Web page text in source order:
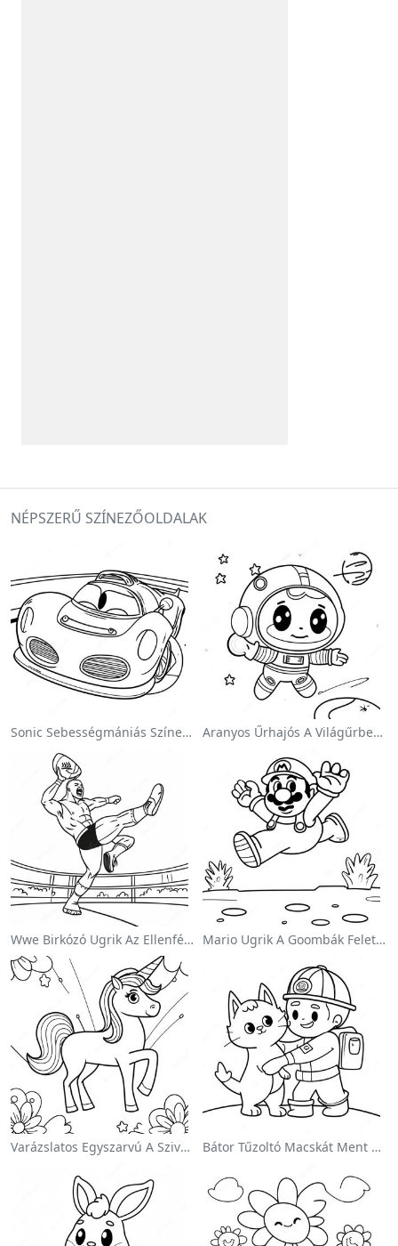
NÉPSZERŰ SZÍNEZŐOLDALAK
Sonic Sebességmániás Színezőlap Aranyos Űrhajós A Világűrben Színezőlap
Wwe Birkózó Ugrik Az Ellenfélre Színezőlap Mario Ugrik A Goombák Felett Színezőlap
Varázslatos Egyszarvú A Szivárvány Színezőoldalon Bátor Tűzoltó Macskát Ment Színezőlap